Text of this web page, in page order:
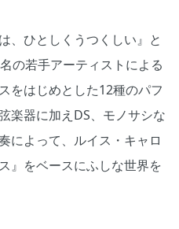
、ひとしくうつくしい』と
の若手アーティストによる
をはじめとした12種のパフ
楽器に加えDS、モノサシな
によって、ルイス・キャロ
』をベースにふしな世界を